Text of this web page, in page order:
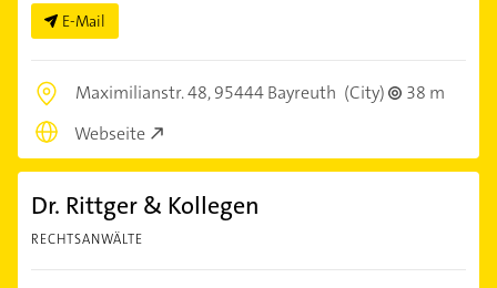
E-Mail
Maximilianstr. 48,95444 Bayreuth (City)
38 m
Webseite
Dr. Rittger & Kollegen
RECHTSANWÄLTE